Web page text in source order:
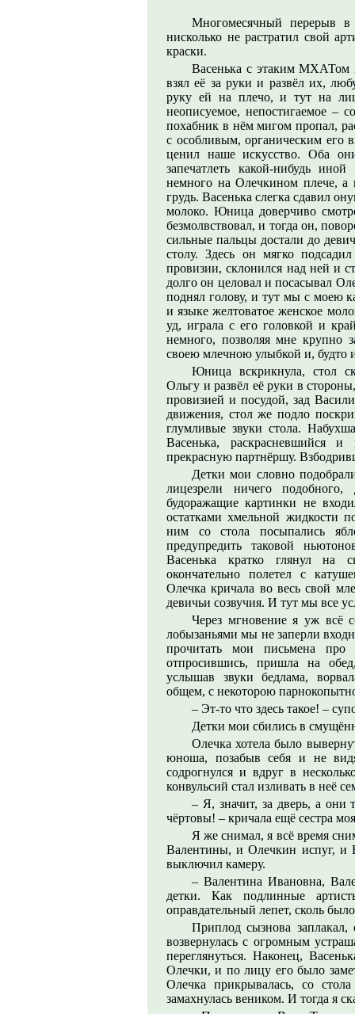
Многомесячный перерыв в
нисколько не растратил свой
краски.
Васенька с этаким МХАТом
взял её за руки и развёл их,
руку ей на плечо, и тут на
неописуемое, непостигаемое –
похабник в нём мигом пропал,
с особливым, органическим его
ценил наше искусство. Оба
запечатлеть какой-нибудь
немного на Олечкином плече, а
грудь. Васенька слегка сдавил
молоко. Юница доверчиво
безмолвствовал, и тогда он,
сильные пальцы достали до
столу. Здесь он мягко
провизии, склонился над ней и
долго он целовал и посасывал
поднял голову, и тут мы с моею
и языке желтоватое женское
уд, играла с его головкой и
немного, позволяя мне крупно
своею млечною улыбкой и, будто
Юница вскрикнула, стол
Ольгу и развёл её руки в
провизией и посудой, зад
движения, стол же подло
глумливые звуки стола.
Васенька, раскрасневшийся
прекрасную партнёршу.
Детки мои словно
лицезрели ничего подобного,
будоражащие картинки не
остатками хмельной жидкости
ним со стола посыпались
предупредить таковой
Васенька кратко глянул на
окончательно полетел с
Олечка кричала во весь свой
девичьи созвучия. И тут мы все
Через мгновение я уж всё
лобызаньями мы не заперли
прочитать мои письмена про
отпросившись, пришла на
услышав звуки бедлама,
общем, с некоторою
– Эт-то что здесь такое! –
Детки мои сбились в
Олечка хотела было
юноша, позабыв себя и не
содрогнулся и вдруг в
конвульсий стал изливать в неё
– Я, значит, за дверь, а они
чёртовы! – кричала ещё сестра
Я же снимал, я всё время
Валентины, и Олечкин испуг, и
выключил камеру.
– Валентина Ивановна,
детки. Как подлинные
оправдательный лепет, сколь
Приплод сызнова
возвернулась с огромным
переглянуться. Наконец,
Олечки, и по лицу его было
Олечка прикрывалась, со
замахнулась веником. И тогда я